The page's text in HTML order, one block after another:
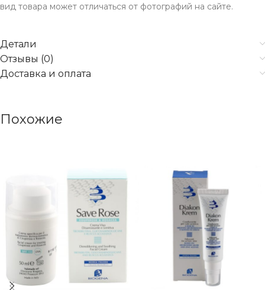
вид товара может отличаться от фотографий на сайте.
Детали
Отзывы (0)
Доставка и оплата
Похожие